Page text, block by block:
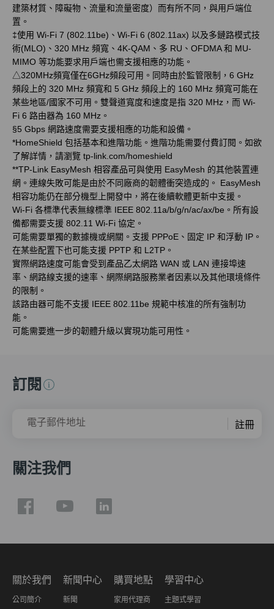
建築材質、障礙物、流量和流量密度）而有所不同，與用戶端位
置。
‡使用 Wi-Fi 7 (802.11be)、Wi-Fi 6 (802.11ax) 以及多鏈路模式技
術(MLO)、320 MHz 頻寬、4K-QAM、多 RU、OFDMA 和 MU-
MIMO 等功能要求用戶端也需支援相應的功能。
△320MHz頻寬僅在6GHz頻段可用。同時由於監管限制，6 GHz
頻段上的 320 MHz 頻寬和 5 GHz 頻段上的 160 MHz 頻寬可能在
某些地區/國家不可用。雙聲道寬度和速度是指 320 MHz，而 Wi-
Fi 6 路由器為 160 MHz。
§5 Gbps 網路速度需要支援相應的功能和設備。
*HomeShield 包括基本和進階功能。進階功能需要付費訂閱。如欲
了解詳情，請瀏覽 tp-link.com/homeshield
**TP-Link EasyMesh 相容產品可與使用 EasyMesh 的其他裝置連
網。連線失敗可能是由於不同廠商的韌體衝突造成的。 EasyMesh
相容功能仍在部分機型上開發中，將在後續軟體更新中支援。
Wi-Fi 各標準代表無線標準 IEEE 802.11a/b/g/n/ac/ax/be。所有設
備都需要支援 802.11 Wi-Fi 協定。
可能需要單獨的數據機或網關。支援 PPPoE、固定 IP 和浮動 IP。
在某些配置下也可能支援 PPTP 和 L2TP。
實際網路速度可能會受到產品乙太網路 WAN 或 LAN 連接埠速
率、網路線支援的速率、網際網路服務業者因素以及其他環境條件
的限制。
該路由器可能不支援 IEEE 802.11be 規範中核准的所有強制功
能。
可能需要進一步的韌體升級以實現功能可用性。
訂閱
電子郵件地址 註冊
關注我們
關於我們
公司簡介
新聞中心
新聞
購買地點
家用代理商
學習中心
主題式學習